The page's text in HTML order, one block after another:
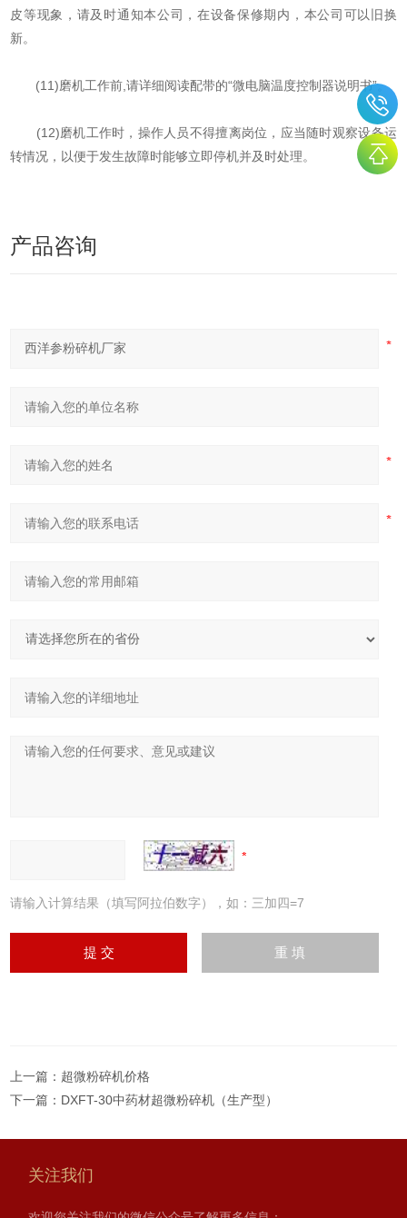
皮等现象，请及时通知本公司，在设备保修期内，本公司可以旧换
新。
(11)磨机工作前,请详细阅读配带的“微电脑温度控制器说明书”。
(12)磨机工作时，操作人员不得擅离岗位，应当随时观察设备运
转情况，以便于发生故障时能够立即停机并及时处理。
产品咨询
请输入计算结果（填写阿拉伯数字），如：三加四=7
上一篇： 超微粉碎机价格
下一篇： DXFT-30中药材超微粉碎机（生产型）
关注我们